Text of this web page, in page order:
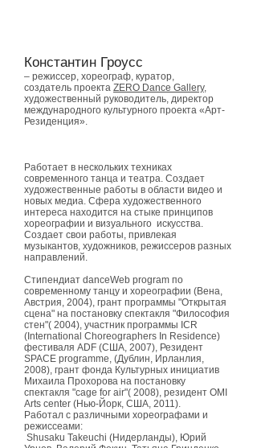
Константин Гроусс
– режиссер, хореограф, куратор,
создатель проекта ZERO Dance Gallery,
художественный руководитель, директор
международного культурного проекта «Арт-
Резиденция».
Работает в нескольких техниках
современного танца и театра. Создает
художественные работы в области видео и
новых медиа. Сфера художественного
интереса находится на стыке принципов
хореографии и визуального искусства.
Создает свои работы, привлекая
музыкантов, художников, режиссеров разных
направлений.
Стипендиат danceWeb program по
современному танцу и хореографии (Вена,
Австрия, 2004), грант программы "Открытая
сцена" на постановку спектакля "Философия
стен"( 2004), участник программы ICR
(International Choreographers In Residence)
фестиваля ADF (США, 2007), Резидент
SPACE programme, (Дублин, Ирланлия,
2008), грант фонда Культурных инициатив
Михаила Прохорова на постановку
спектакля "cage for air"( 2008), резидент OMI
Arts center (Нью-Йорк, США, 2011).
Работал с различными хореографами и
режиссеами:
Shusaku Takeuchi (Нидерланды), Юрий